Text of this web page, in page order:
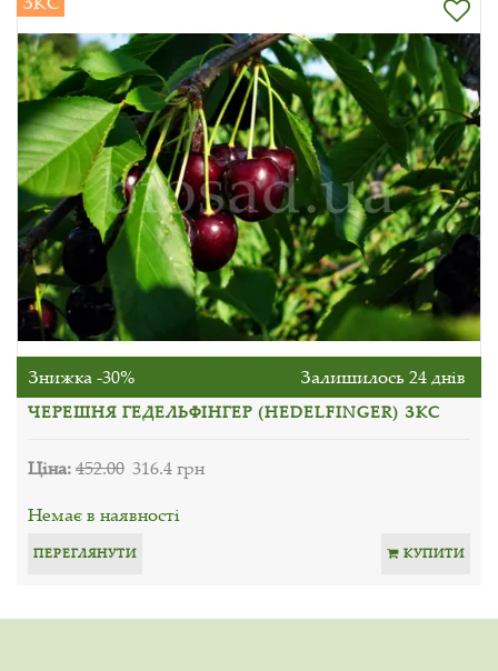
Знижка -30% Залишилось 24 днів
ЧЕРЕШНЯ ГЕДЕЛЬФІНГЕР (HEDELFINGER) ЗКС
Ціна:452.00 316.4 грн
Немає в наявності
ПЕРЕГЛЯНУТИ КУПИТИ